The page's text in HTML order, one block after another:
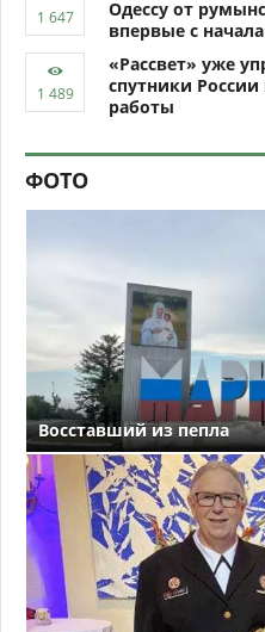
Одессу от
впервые с
«Рассвет» уже
спутники
работы
ФОТО
Восставший из пепла